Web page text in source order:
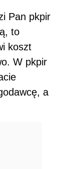
Pan pkpir
to
koszt
W pkpir
a